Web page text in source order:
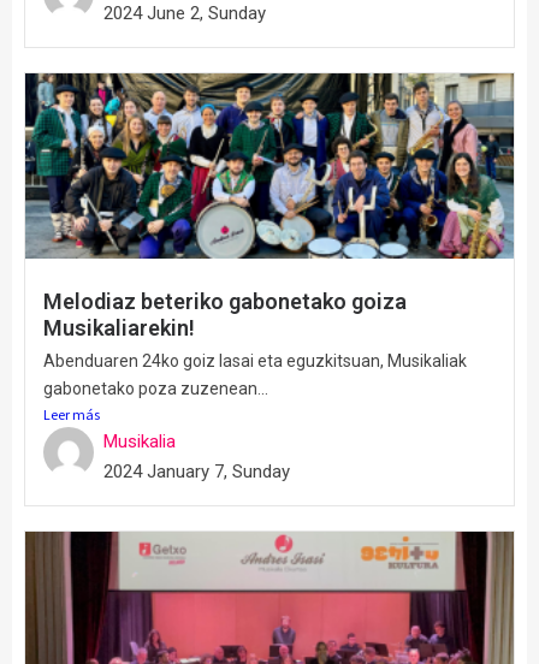
2024 June 2, Sunday
Melodiaz beteriko gabonetako goiza
Musikaliarekin!
Abenduaren 24ko goiz lasai eta eguzkitsuan, Musikaliak
gabonetako poza zuzenean...
Leer más
Musikalia
2024 January 7, Sunday